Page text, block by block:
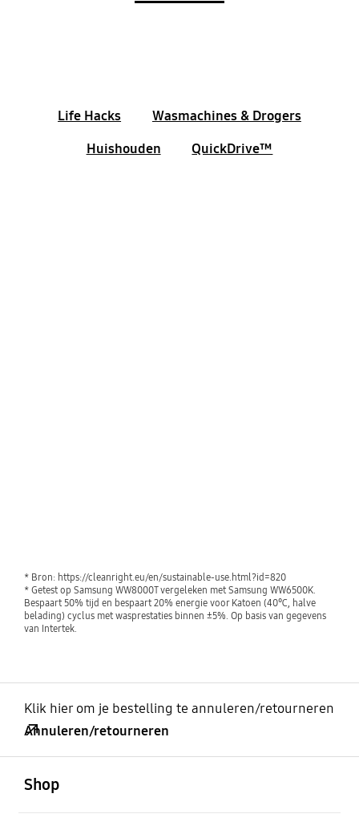
Life Hacks
Wasmachines & Drogers
Huishouden
QuickDrive™
* Bron: https://cleanright.eu/en/sustainable-use.html?id=820
* Getest op Samsung WW8000T vergeleken met Samsung WW6500K.
Bespaart 50% tijd en bespaart 20% energie voor Katoen (40℃, halve
belading) cyclus met wasprestaties binnen ±5%. Op basis van gegevens
van Intertek.
Klik hier om je bestelling te annuleren/retourneren
Annuleren/retourneren
Shop